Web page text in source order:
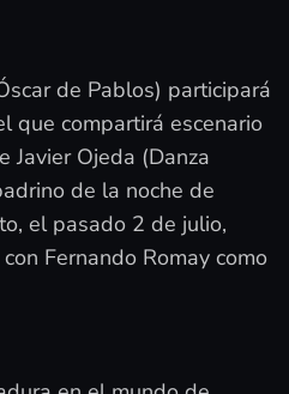
de Pablos) participará
que compartirá escenario
Javier Ojeda (Danza
de la noche de
el pasado 2 de julio,
Fernando Romay como